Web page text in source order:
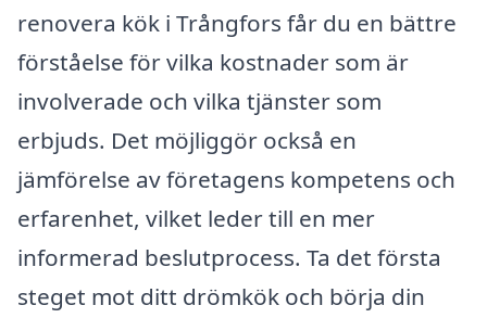
renovera kök i Trångfors får du en bättre
förståelse för vilka kostnader som är
involverade och vilka tjänster som
erbjuds. Det möjliggör också en
jämförelse av företagens kompetens och
erfarenhet, vilket leder till en mer
informerad beslutprocess. Ta det första
steget mot ditt drömkök och börja din